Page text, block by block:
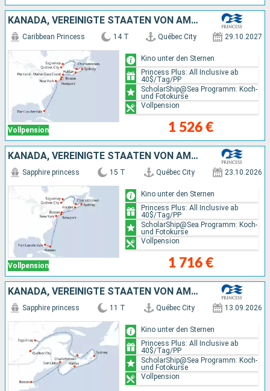
KANADA, VEREINIGTE STAATEN VON AMERIKA
Vollpension
Caribbean Princess 14 T Québec City 29.10.2027
1 526 €
Kino unter den Sternen
Princess Plus: All Inclusive ab
40$/Tag/PP
ScholarShip@Sea Programm: Koch-
und Fotokurse
Vollpension
KANADA, VEREINIGTE STAATEN VON AMERIKA, BAHAMAS
Vollpension
Sapphire princess 15 T Québec City 23.10.2026
1 716 €
Kino unter den Sternen
Princess Plus: All Inclusive ab
40$/Tag/PP
ScholarShip@Sea Programm: Koch-
und Fotokurse
Vollpension
KANADA, VEREINIGTE STAATEN VON AMERIKA
Sapphire princess 11 T Québec City 13.09.2026
Kino unter den Sternen
Princess Plus: All Inclusive ab
40$/Tag/PP
ScholarShip@Sea Programm: Koch-
und Fotokurse
Vollpension